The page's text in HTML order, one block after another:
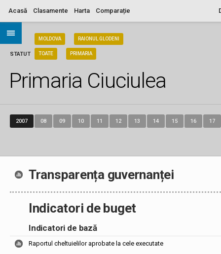
Acasă Clasamente Harta Comparație
STATUT
MOLDOVA RAIONUL GLODENI
TOATE PRIMARIA
Primaria Ciuciulea
2007 08 09 10 11 12 13 14 15 16 17
Transparența guvernanței
Indicatori de buget
Indicatori de bază
Raportul cheltuielilor aprobate la cele executate